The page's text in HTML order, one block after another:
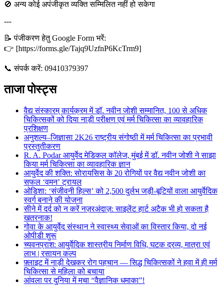
🚫 अन्य कोई अपंजीकृत व्यक्ति सम्मिलित नहीं हो सकेगा
---
📝 पंजीकरण हेतु Google Form भरें:
👉 [https://forms.gle/Tajq9UzfnP6KcTrm9]
📞 संपर्क करें: 09410379397
ताजा पोस्ट्स
वैद्य संस्कारम् कार्यक्रम में डॉ. नवीन जोशी सम्मानित, 100 से अधिक
चिकित्सकों को दिया नाड़ी परीक्षण एवं मर्म चिकित्सा का व्यावहारिक
प्रशिक्षण
अनुशल्य–जिज्ञासा 2K26 राष्ट्रीय संगोष्ठी में मर्म चिकित्सा का प्रभावी
प्रस्तुतीकरण
R. A. Podar आयुर्वेद मेडिकल कॉलेज, मुंबई में डॉ. नवीन जोशी ने साझा
किया मर्म चिकित्सा का व्यावहारिक ज्ञान
आयुर्वेद की शक्ति: सोरायसिस के 20 रोगियों पर वैद्य नवीन जोशी का
सफल ‘वमन’ ट्रायल
ओडिशा: ‘संजीवनी हिल्स’ को 2,500 दुर्लभ जड़ी-बूटियों वाला आयुर्वेदिक
स्वर्ग बनाने की योजना
सीने में दर्द को न करें नज़रअंदाज़: साइलेंट हार्ट अटैक भी हो सकता है
खतरनाक!
गोवा के आयुर्वेद संस्थान ने स्वास्थ्य सेवाओं का विस्तार किया, दो नई
ओपीडी शुरू
च्यवनप्राश: आयुर्वेदिक शास्त्रीय निर्माण विधि, घटक द्रव्य, मात्रा एवं
लाभ | रसायन कल्प
फ़्लाइट में नाड़ी देखकर रोग पहचान — सिद्ध चिकित्सकों ने हवा में ही मर्म
चिकित्सा से महिला को बचाया
आंवला पर दुनिया में मचा “वैज्ञानिक धमाका”!